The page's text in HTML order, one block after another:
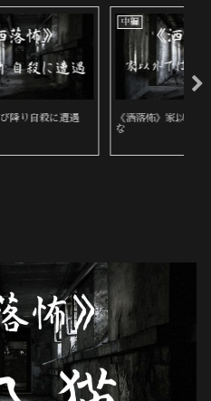
死ぬ程洒落にならない怖い話
《洒落怖》鈴木さん？